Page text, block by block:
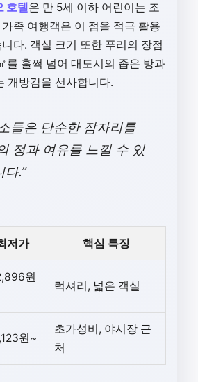
호텔 은 만 5세 이하 어린이는 조
족 여행객은 이 점을 적극 활용
다. 객실 크기 또한 푸리의 장점
를 훌쩍 넘어 대도시의 좁은 방과
개방감을 선사합니다.
들은 단순한 잠자리를
정과 여유를 느낄 수 있
다.”
저가 핵심 특징
원
럭셔리, 넓은 객실
원~
초가성비, 야시장 근
처